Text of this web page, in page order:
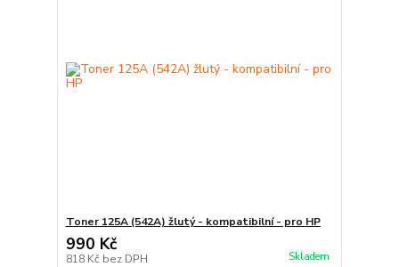
Toner 125A (542A) žlutý - kompatibilní - pro HP
990 Kč
818 Kč bez DPH Skladem